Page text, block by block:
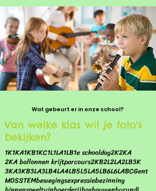
Wat gebeurt er in onze school?
Van welke klas wil je foto's
bekijken?
1K1KA1KB1KC1L1LA1LB1e schooldag2K2KA
2KA ballonnen krijtparcours2KB2L2LA2LB3K
3KA3KB3LA3LB4LA4LB5L5LA5LB6L6LABCGent
MOSSTEMbewegingsexpressiebezinning